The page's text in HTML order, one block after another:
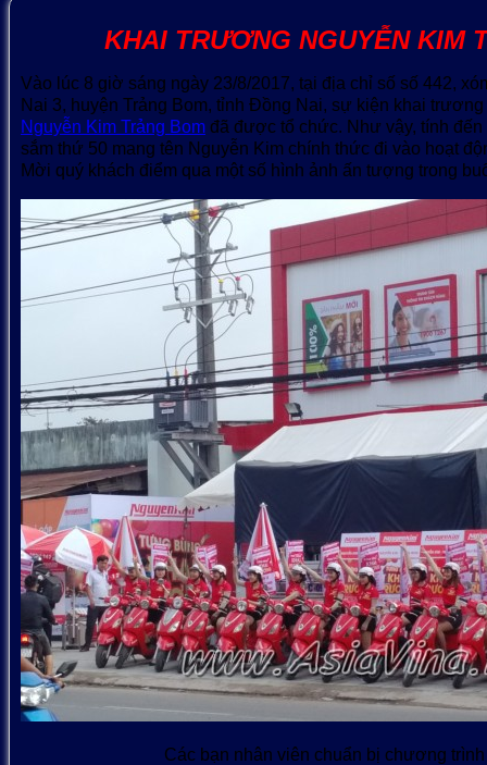
KHAI TRƯƠNG NGUYỄN KIM
Vào lúc 8 giờ sáng ngày 23/8/2017, tại địa chỉ số số 442,
Nai 3, huyện Trảng Bom, tỉnh Đồng Nai, sự kiện khai
Nguyễn Kim Trảng Bom đã được tổ chức. Như vậy, tính đến
sắm thứ 50 mang tên Nguyễn Kim chính thức đi vào hoạt
Mời quý khách điểm qua một số hình ảnh ấn tượng trong
Các bạn nhân viên chuẩn bị chương